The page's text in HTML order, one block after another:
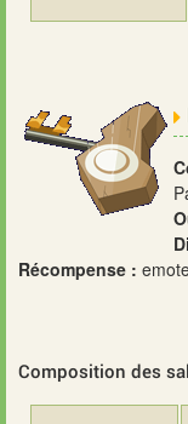
Récompense :
Composition des